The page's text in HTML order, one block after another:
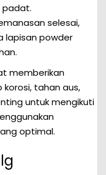
padat.
selesai,
lapisan powder
memberikan
tahan aus,
untuk mengikuti
optimal.